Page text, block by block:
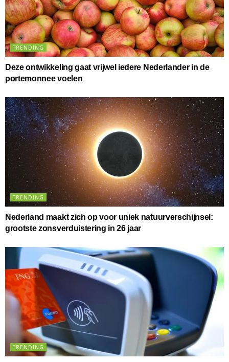
TRENDING
Deze ontwikkeling gaat vrijwel iedere Nederlander in de
portemonnee voelen
TRENDING
Nederland maakt zich op voor uniek natuurverschijnsel:
grootste zonsverduistering in 26 jaar
TRENDING